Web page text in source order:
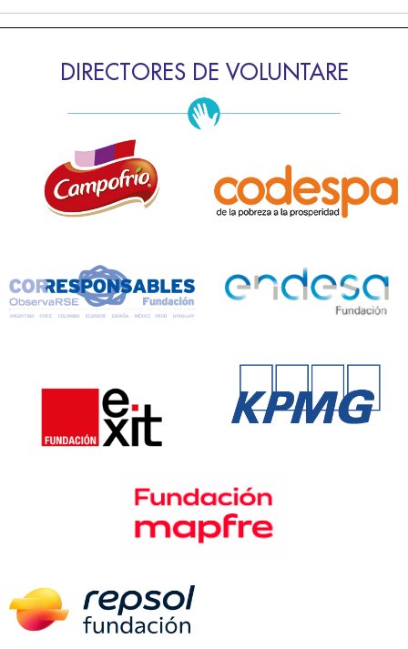
DIRECTORES DE VOLUNTARE